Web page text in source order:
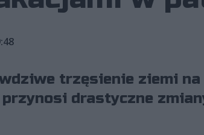
trzęsienie ziemi
drastyczne